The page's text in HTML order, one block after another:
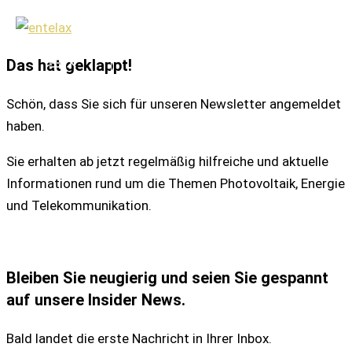
Zum
springen
DANKE!
Das hat geklappt!
Schön, dass Sie sich für unseren Newsletter angemeldet
haben.
Sie erhalten ab jetzt regelmäßig hilfreiche und aktuelle
Informationen rund um die Themen Photovoltaik, Energie
und Telekommunikation.
Bleiben Sie neugierig und seien Sie gespannt
auf unsere Insider News.
Bald landet die erste Nachricht in Ihrer Inbox.